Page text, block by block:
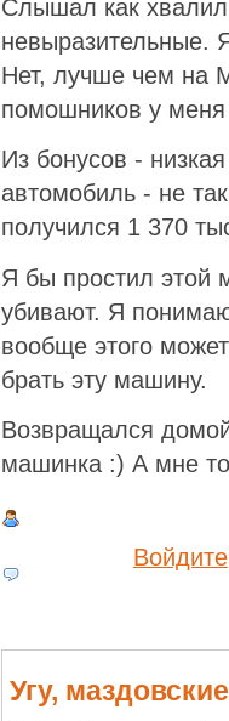
Слышал как
невыразительные.
Нет, лучше чем на
помошников у меня
Из бонусов -
автомобиль - не
получился 1 370
Я бы простил этой
убивают. Я
вообще этого
брать эту машину.
Возвращался
машинка :) А мне
Войдите
Угу,